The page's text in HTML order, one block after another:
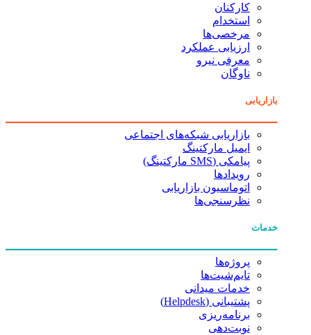
کارکنان
استخدام
مرخصی‌ها
ارزیابی عملکرد
معرفی نیرو
ناوگان
بازاریابی
بازاریابی شبکه‌های اجتماعی
ایمیل مارکتینگ
پیامکی (SMS مارکتینگ)
رویدادها
اتوماسیون بازاریابی
نظرسنجی‌ها
خدمات
پروژه‌ها
تایم‌شیت‌ها
خدمات میدانی
پشتیبانی (Helpdesk)
برنامه‌ریزی
نوبت‌دهی